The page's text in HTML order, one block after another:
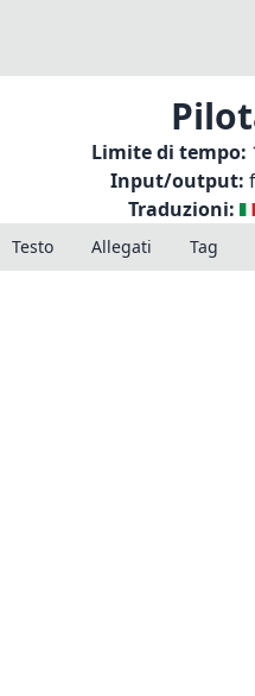
Limite di tempo:
Input/output:
Traduzioni:
Testo Allegati Tag